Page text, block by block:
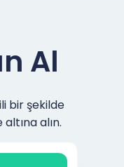
Al
bir şekilde
alın.